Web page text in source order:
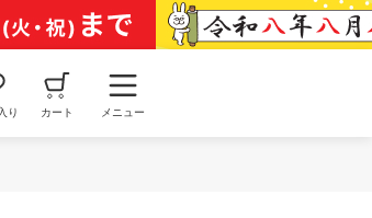
り カート メニュー